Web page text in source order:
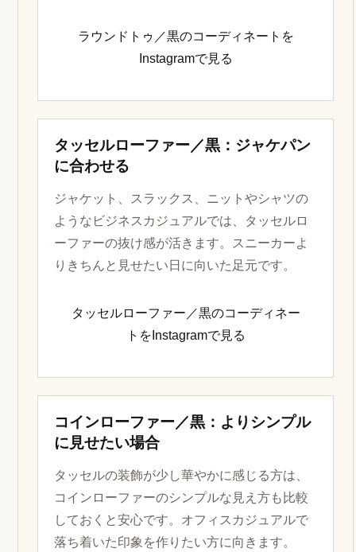
ラウンドトゥ／黒のコーディネートを
Instagramで見る
タッセルローファー／黒：ジャケパン
に合わせる
ジャケット、スラックス、ニットやシャツの
ようなビジネスカジュアルでは、タッセルロ
ーファーの抜け感が活きます。スニーカーよ
りきちんと見せたい日に向いた足元です。
タッセルローファー／黒のコーディネー
トをInstagramで見る
コインローファー／黒：よりシンプル
に見せたい場合
タッセルの装飾が少し華やかに感じる方は、
コインローファーのシンプルな見え方も比較
しておくと安心です。オフィスカジュアルで
落ち着いた印象を作りたい方に向きます。